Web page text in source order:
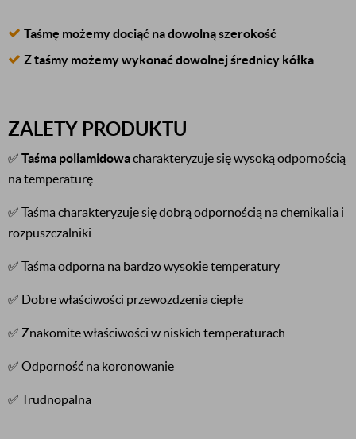
Taśmę możemy dociąć na dowolną szerokość
Z taśmy możemy wykonać dowolnej średnicy kółka
ZALETY PRODUKTU
✅ Taśma poliamidowacharakteryzuje się wysoką odpornością
na temperaturę
✅ Taśma charakteryzuje się dobrą odpornością na chemikalia i
rozpuszczalniki
✅ Taśma odporna na bardzo wysokie temperatury
✅ Dobre właściwości przewozdzenia ciepłe
✅ Znakomite właściwości w niskich temperaturach
✅ Odporność na koronowanie
✅ Trudnopalna